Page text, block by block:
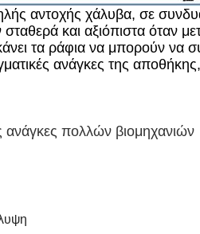
αντοχής χάλυβα, σε
και αξιόπιστα όταν
τα ράφια να μπορούν να
ανάγκες της
ανάγκες πολλών βιομηχανιών